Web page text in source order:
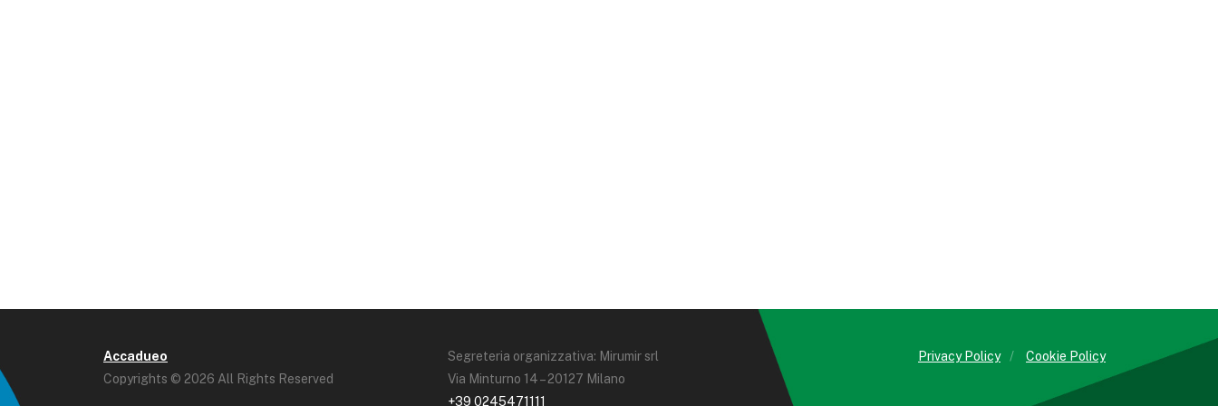
Accadueo
Copyrights © 2026 All Rights Reserved
Segreteria organizzativa: Mirumir srl
Via Minturno 14 – 20127 Milano
+39 0245471111
Privacy Policy / Cookie Policy